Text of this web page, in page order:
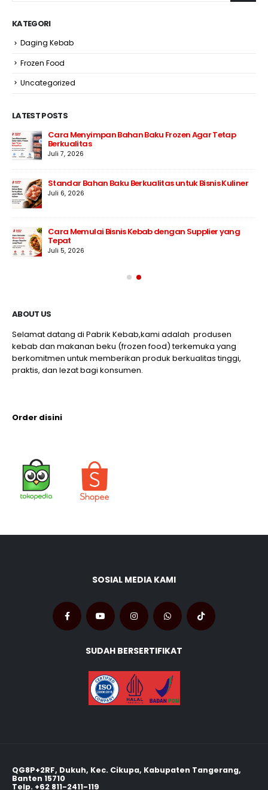
KATEGORI
Daging Kebab
Frozen Food
Uncategorized
LATEST POSTS
Cara Menyimpan Bahan Baku Frozen Agar Tetap
Berkualitas
Juli 7, 2026
Standar Bahan Baku Berkualitas untuk Bisnis Kuliner
Juli 6, 2026
Cara Memulai Bisnis Kebab dengan Supplier yang
Tepat
Juli 5, 2026
ABOUT US
Selamat datang di Pabrik Kebab,kami adalah produsen
kebab dan makanan beku (frozen food) terkemuka yang
berkomitmen untuk memberikan produk berkualitas tinggi,
praktis, dan lezat bagi konsumen.
Order disini
SOSIAL MEDIA KAMI
SUDAH BERSERTIFIKAT
QG8P+2RF, Dukuh, Kec. Cikupa, Kabupaten Tangerang,
Banten 15710
Telp. +62 811-2411-119